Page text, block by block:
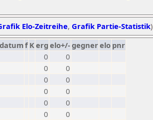
Elo-Zeitreihe, Grafik Partie-Statistik)
datumf Kerg elo+/-gegnerelo pnr
0
0
0
0
0
0
0
0
0
0
0
0